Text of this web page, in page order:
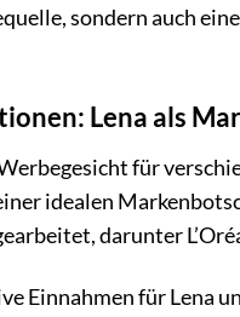
sondern auch
Lena als
für
idealen
darunter
Einnahmen für Lena